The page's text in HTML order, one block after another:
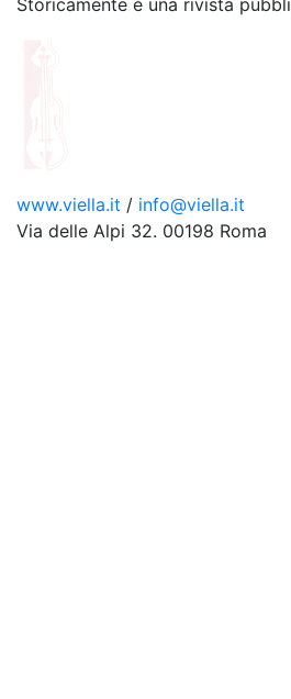
Storicamente è una rivista
www.viella.it / info@viella.it
Via delle Alpi 32. 00198 Roma